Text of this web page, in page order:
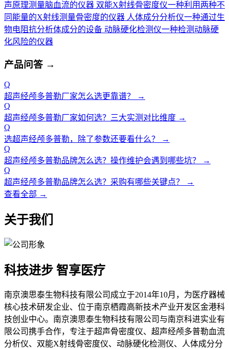
声原理测量脑血流的仪器 双能X射线骨密度仪一种利用两种不
同能量的X射线测量骨密度的仪器 人体成分分析仪一种通过生
物电阻抗分析体成分的设备 动脉硬化检测仪一种检测动脉硬
化风险的仪器
产品问答 →
Q
超声经颅多普勒厂家怎么选更靠谱？
→
Q
超声经颅多普勒厂家如何选？三大实测对比维度 →
Q
选超声经颅多普勒，除了参数还要看什么？
→
Q
超声经颅多普勒品牌怎么选？操作维护会遇到哪些坑？
→
Q
超声经颅多普勒品牌怎么选？采购有哪些关键点？
→
查看全部 →
关于我们
科技进步 智享医疗
南京澳思泰生物科技有限公司成立于2014年10月，为医疗器械
核心技术研发企业、位于南京栖霞高新技术产业开发区金港科
技创业中心。南京澳思泰生物科技有限公司与南京科进实业有
限公司携手合作，专注于超声骨密度仪、超声经颅多普勒血流
分析仪、双能X射线骨密度仪、动脉硬化检测仪、人体成分分